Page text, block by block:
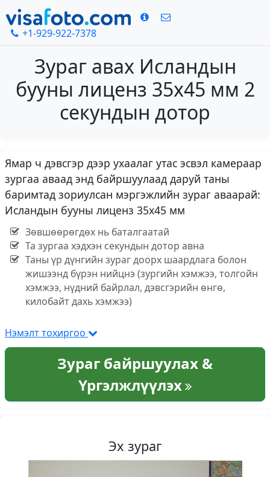
+1-929-922-7378
Зураг авах Исландын
бууны лиценз 35х45 мм 2
секундын дотор
Ямар ч дэвсгэр дээр ухаалаг утас эсвэл камераар
зургаа аваад энд байршуулаад даруй таны
баримтад зориулсан мэргэжлийн зураг аваарай:
Исландын бууны лиценз 35х45 мм
Зөвшөөрөгдөх нь баталгаатай
Та зургаа хэдхэн секундын дотор авна
Таны үр дүнгийн зураг доорх шаардлага болон
жишээнд бүрэн нийцнэ (зургийн хэмжээ, толгойн
хэмжээ, нүдний байрлал, дэвсгэрийн өнгө,
килобайт дахь хэмжээ)
Нэмэлт тохиргоо
Зураг байршуулах &
Үргэлжлүүлэх
Эх зураг